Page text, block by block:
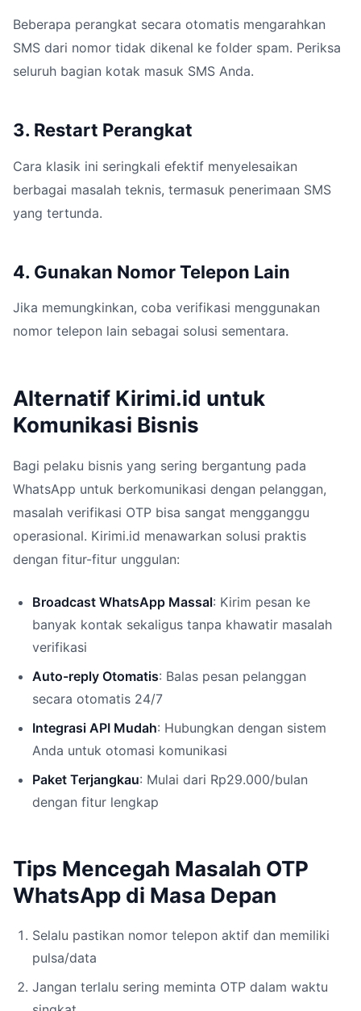
Beberapa perangkat secara otomatis mengarahkan
SMS dari nomor tidak dikenal ke folder spam. Periksa
seluruh bagian kotak masuk SMS Anda.
3. Restart Perangkat
Cara klasik ini seringkali efektif menyelesaikan
berbagai masalah teknis, termasuk penerimaan SMS
yang tertunda.
4. Gunakan Nomor Telepon Lain
Jika memungkinkan, coba verifikasi menggunakan
nomor telepon lain sebagai solusi sementara.
Alternatif Kirimi.id untuk
Komunikasi Bisnis
Bagi pelaku bisnis yang sering bergantung pada
WhatsApp untuk berkomunikasi dengan pelanggan,
masalah verifikasi OTP bisa sangat mengganggu
operasional. Kirimi.id menawarkan solusi praktis
dengan fitur-fitur unggulan:
Broadcast WhatsApp Massal: Kirim pesan ke
banyak kontak sekaligus tanpa khawatir masalah
verifikasi
Auto-reply Otomatis: Balas pesan pelanggan
secara otomatis 24/7
Integrasi API Mudah: Hubungkan dengan sistem
Anda untuk otomasi komunikasi
Paket Terjangkau: Mulai dari Rp29.000/bulan
dengan fitur lengkap
Tips Mencegah Masalah OTP
WhatsApp di Masa Depan
Selalu pastikan nomor telepon aktif dan memiliki
pulsa/data
Jangan terlalu sering meminta OTP dalam waktu